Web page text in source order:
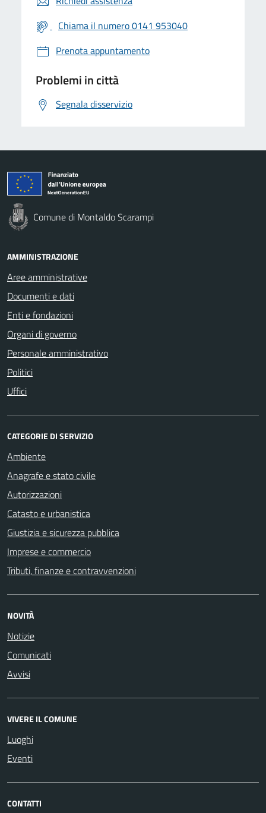
Chiama il numero 0141 953040
Prenota appuntamento
Problemi in città
Segnala disservizio
Comune di Montaldo Scarampi
AMMINISTRAZIONE
Aree amministrative
Documenti e dati
Enti e fondazioni
Organi di governo
Personale amministrativo
Politici
Uffici
CATEGORIE DI SERVIZIO
Ambiente
Anagrafe e stato civile
Autorizzazioni
Catasto e urbanistica
Giustizia e sicurezza pubblica
Imprese e commercio
Tributi, finanze e contravvenzioni
NOVITÀ
Notizie
Comunicati
Avvisi
VIVERE IL COMUNE
Luoghi
Eventi
CONTATTI